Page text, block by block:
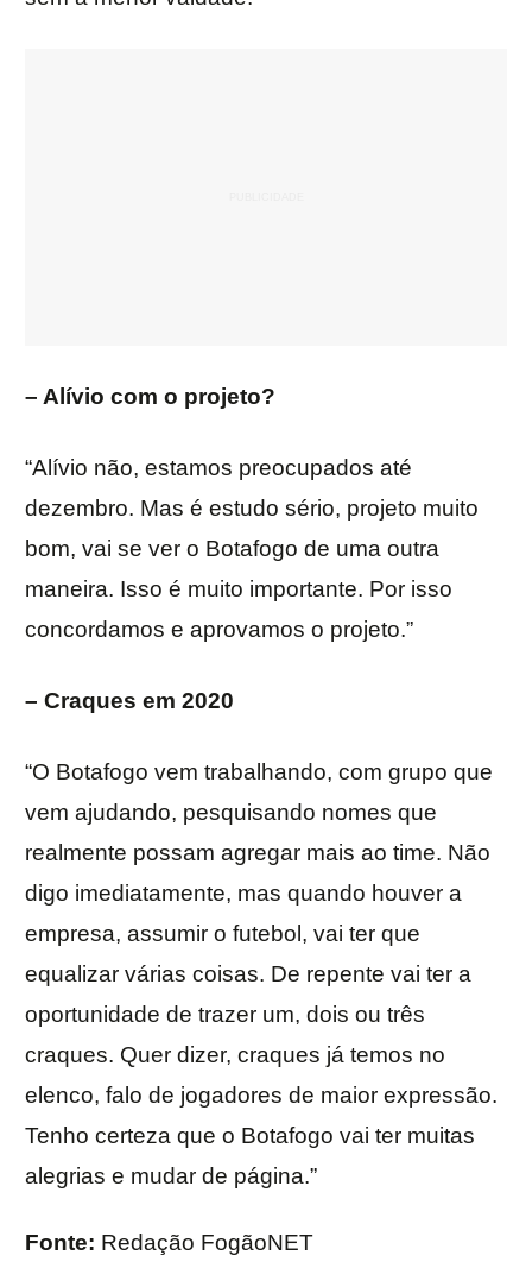
– Alívio com o projeto?
“Alívio não, estamos preocupados até
dezembro. Mas é estudo sério, projeto muito
bom, vai se ver o Botafogo de uma outra
maneira. Isso é muito importante. Por isso
concordamos e aprovamos o projeto.”
– Craques em 2020
“O Botafogo vem trabalhando, com grupo que
vem ajudando, pesquisando nomes que
realmente possam agregar mais ao time. Não
digo imediatamente, mas quando houver a
empresa, assumir o futebol, vai ter que
equalizar várias coisas. De repente vai ter a
oportunidade de trazer um, dois ou três
craques. Quer dizer, craques já temos no
elenco, falo de jogadores de maior expressão.
Tenho certeza que o Botafogo vai ter muitas
alegrias e mudar de página.”
Fonte: Redação FogãoNET